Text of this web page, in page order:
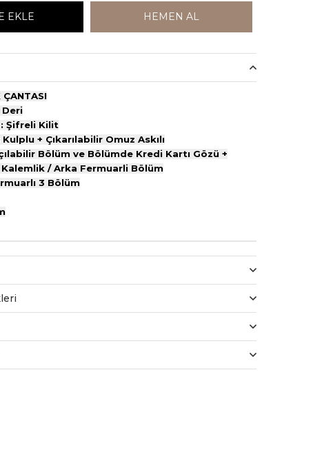
ÇANTASI
Deri
: Şifreli Kilit
+ Çıkarılabilir Omuz Askılı
Bölüm ve Bölümde Kredi Kartı Gözü +
/ Arka Fermuarli Bölüm
3 Bölüm